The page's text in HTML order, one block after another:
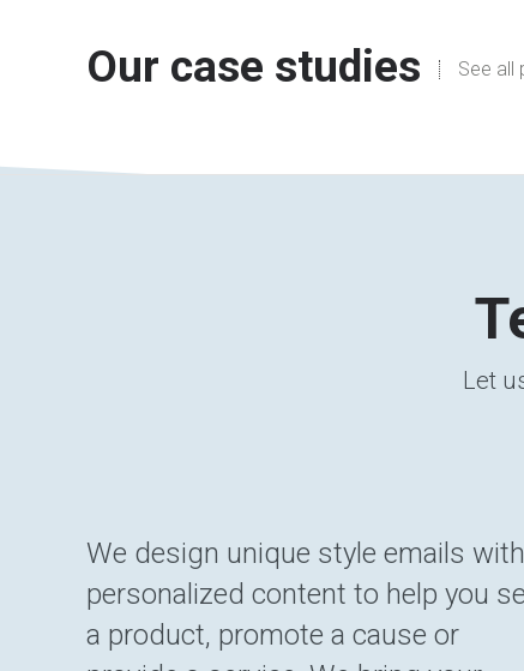
Our case studies See all
Let
We design unique style emails with
personalized content to help you sell
a product, promote a cause or